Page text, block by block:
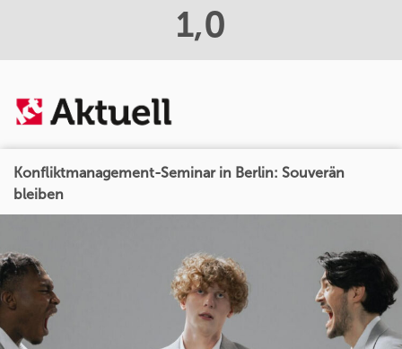
1,0
Konfliktmanagement-Seminar in Berlin: Souverän
bleiben